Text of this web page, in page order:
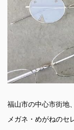
福山市の中心市街地
メガネ・めがねのセ